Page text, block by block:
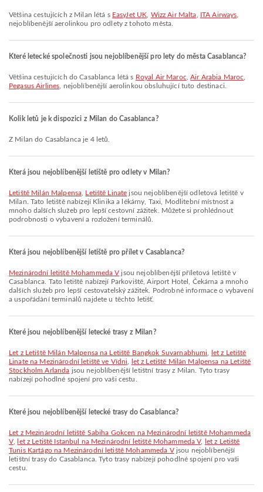
Většina cestujících z Milan létá s EasyJet UK Wizz Air Malta ITA Airways
nejoblíbenější aerolinkou pro odlety z tohoto města.
Které letecké společnosti jsou nejoblíbenější pro lety do města Casablanca?
Většina cestujících do Casablanca létá s Royal Air Maroc ,Air Arabia Maroc
Pegasus Airlines , nejoblíbenější aerolinkou obsluhující tuto destinaci.
Kolik letů je k dispozici z Milan do Casablanca?
Z Milan do Casablanca je 4 letů.
Která jsou nejoblíbenější letiště pro odlety v Milan?
Letiště Milán Malpensa Letiště Linate jsou nejoblíbenější odletová letiště v
Milan. Tato letiště nabízejí Klinika a lékárny, Taxi, Modlitební místnost a
mnoho dalších služeb pro lepší cestovní zážitek. Můžete si prohlédnout
podrobnosti o vybavení a rozložení terminálů.
Která jsou nejoblíbenější letiště pro přílet v Casablanca?
Mezinárodní letiště Mohammeda V jsou nejoblíbenější příletová letiště v
Casablanca. Tato letiště nabízejí Parkoviště, Airport Hotel, Čekárna a mnoho
dalších služeb pro lepší cestovatelský zážitek. Podrobné informace o vybavení
a uspořádání terminálů najdete u těchto letišť.
Které jsou nejoblíbenější letecké trasy z Milan?
let z Letiště Milán Malpensa na Letiště Bangkok Suvarnabhumi
let z Letiště
Linate na Mezinárodní letiště ve Vídni
let z Letiště Milán Malpensa na Letiště
Stockholm Arlanda jsou nejoblíbenější letištní trasy z Milan. Tyto trasy
nabízejí pohodlné spojení pro vaši cestu.
Které jsou nejoblíbenější letecké trasy do Casablanca?
let z Mezinárodní letiště Sabiha Gokcen na Mezinárodní letiště Mohammeda
V
let z Letiště Istanbul na Mezinárodní letiště Mohammeda V,
let z Letiště
Tunis Kartágo na Mezinárodní letiště Mohammeda Vjsou nejoblíbenější
letištní trasy do Casablanca. Tyto trasy nabízejí pohodlné spojení pro vaši
cestu.